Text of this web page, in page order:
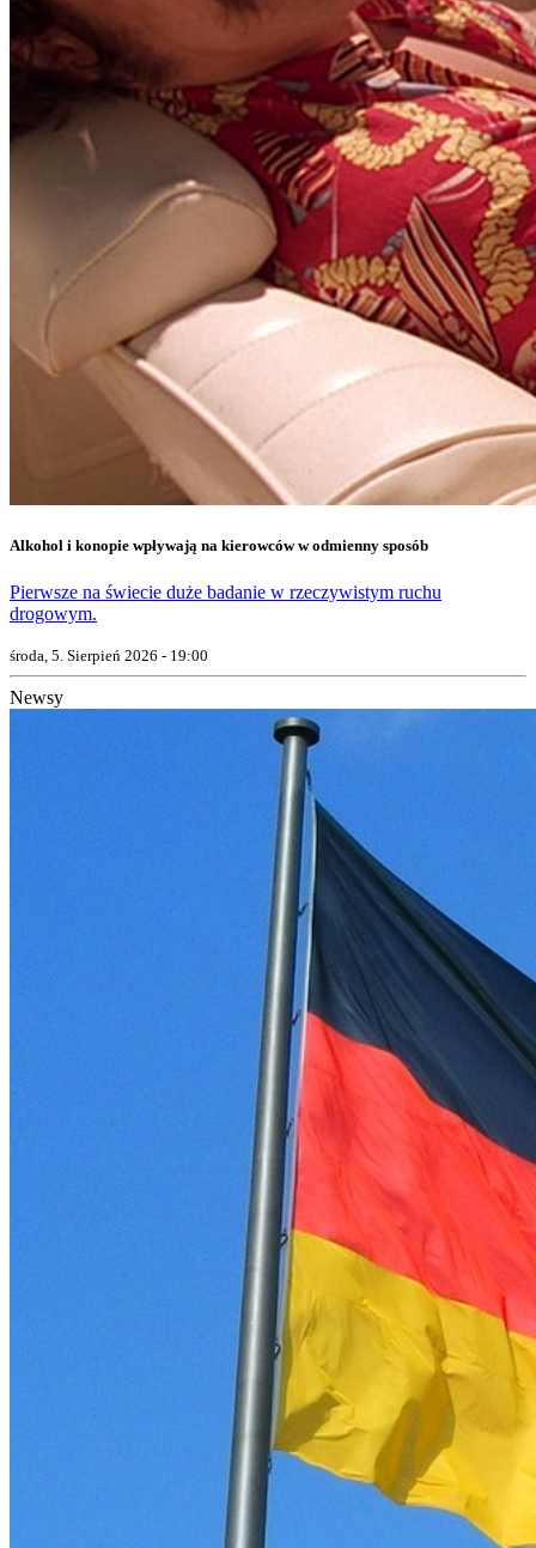
Alkohol i konopie wpływają na kierowców w odmienny sposób
Pierwsze na świecie duże badanie w rzeczywistym ruchu
drogowym.
środa, 5. Sierpień 2026 - 19:00
Newsy